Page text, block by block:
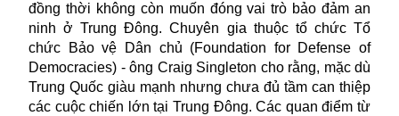
đồng thời không còn muốn đóng vai trò bảo đảm an
ninh ở Trung Đông. Chuyên gia thuộc tổ chức Tổ
chức Bảo vệ Dân chủ (Foundation for Defense of
Democracies) - ông Craig Singleton cho rằng, mặc dù
Trung Quốc giàu mạnh nhưng chưa đủ tầm can thiệp
các cuộc chiến lớn tại Trung Đông. Các quan điểm từ